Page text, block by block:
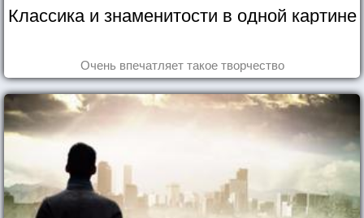
Классика и знаменитости в одной картине
Очень впечатляет такое творчество